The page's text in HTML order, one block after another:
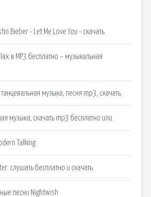
Bieber - Let Me Love You - скачать.
в MP3 бесплатно – музыкальная
музыка, песня mp3, скачать.
музыка, скачать mp3 бесплатно или.
Talking
слушать бесплатно и скачать.
песни Nightwish